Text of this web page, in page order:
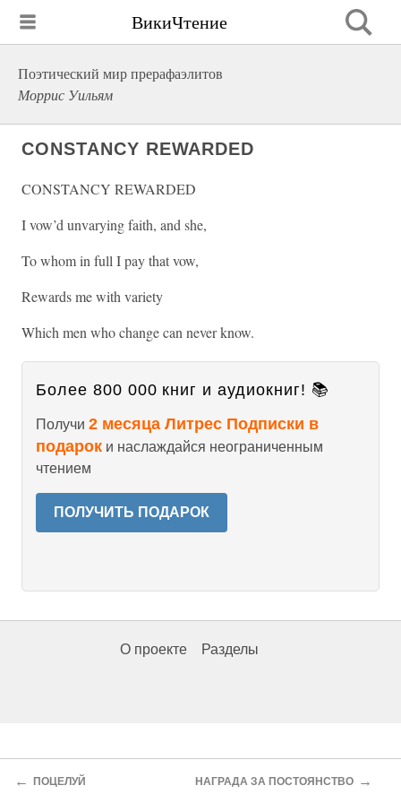
ВикиЧтение
Поэтический мир прерафаэлитов
Моррис Уильям
CONSTANCY REWARDED
CONSTANCY REWARDED
I vow’d unvarying faith, and she,
To whom in full I pay that vow,
Rewards me with variety
Which men who change can never know.
Более 800 000 книг и аудиокниг! 📚
Получи 2 месяца Литрес Подписки в
подарок и наслаждайся неограниченным
чтением
ПОЛУЧИТЬ ПОДАРОК
О проекте Разделы
← ПОЦЕЛУЙ НАГРАДА ЗА ПОСТОЯНСТВО →